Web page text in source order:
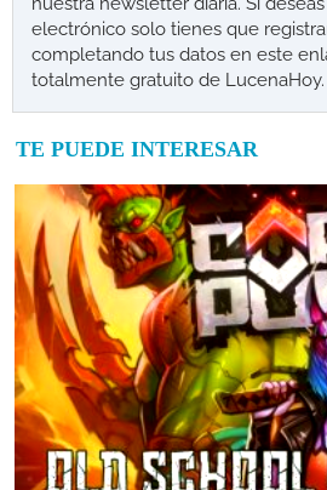
electrónico solo tienes que
completando tus datos en este
totalmente gratuito de LucenaHoy.
TE PUEDE INTERESAR